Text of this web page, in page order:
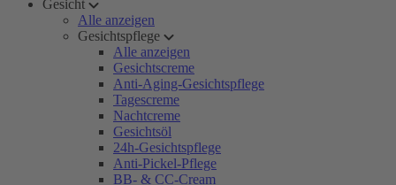
Gesicht
Alle anzeigen
Gesichtspflege
Alle anzeigen
Gesichtscreme
Anti-Aging-Gesichtspflege
Tagescreme
Nachtcreme
Gesichtsöl
24h-Gesichtspflege
Anti-Pickel-Pflege
BB- & CC-Cream